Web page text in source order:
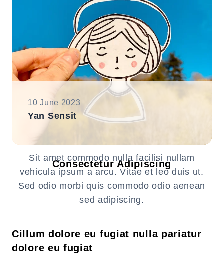
10 June 2023
Yan Sensit
Consectetur Adipiscing
Sit amet commodo nulla facilisi nullam
vehicula ipsum a arcu. Vitae et leo duis ut.
Sed odio morbi quis commodo odio aenean
sed adipiscing.
Cillum dolore eu fugiat nulla pariatur
dolore eu fugiat